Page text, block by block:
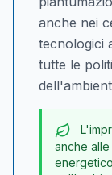
anche nei
tecnologici
tutte le
anche